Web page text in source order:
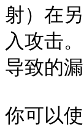
射）在
入攻击
导致的漏
你可以